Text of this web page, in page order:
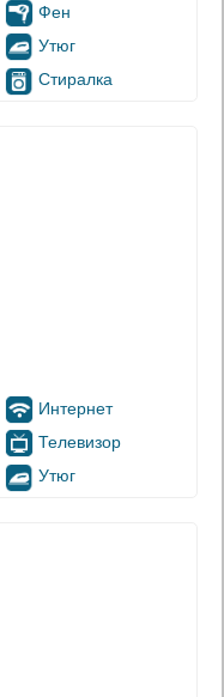
Фен
Утюг
Стиралка
Интернет
Телевизор
Утюг